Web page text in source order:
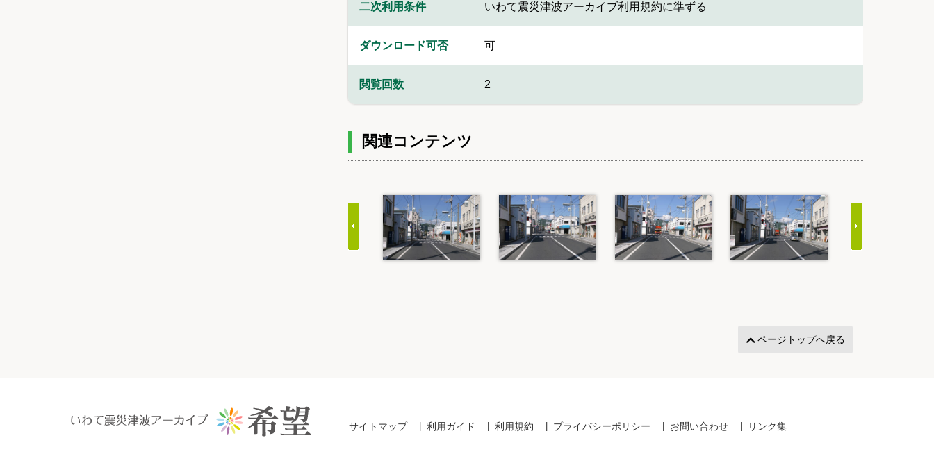
二次利用条件 いわて震災津波アーカイブ利用規約に準ずる
ダウンロード可否 可
閲覧回数 2
関連コンテンツ
ページトップへ戻る
サイトマップ 利用ガイド 利用規約 プライバシーポリシー お問い合わせ リンク集